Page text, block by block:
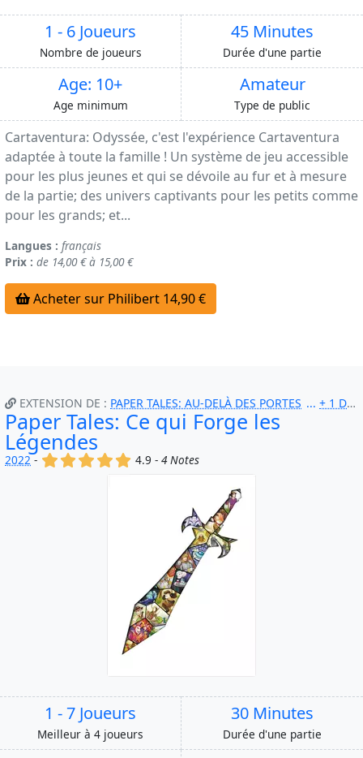
1 - 6 Joueurs
Nombre de joueurs
45 Minutes
Durée d'une partie
Age: 10+
Age minimum
Amateur
Type de public
Cartaventura: Odyssée, c'est l'expérience Cartaventura
adaptée à toute la famille ! Un système de jeu accessible
pour les plus jeunes et qui se dévoile au fur et à mesure
de la partie; des univers captivants pour les petits comme
pour les grands; et...
Langues : français
Prix : de 14,00 € à 15,00 €
Acheter sur Philibert 14,90 €
EXTENSION DE : PAPER TALES: AU-DELÀ DES PORTES + 1 DE PLUS
Paper Tales: Ce qui Forge les
Légendes
2022 - (x) (x) (x) (x) (x)
4.9 -4 Notes
1 - 7 Joueurs
Meilleur à 4 joueurs
30 Minutes
Durée d'une partie